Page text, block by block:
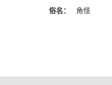
俗名：
角怪